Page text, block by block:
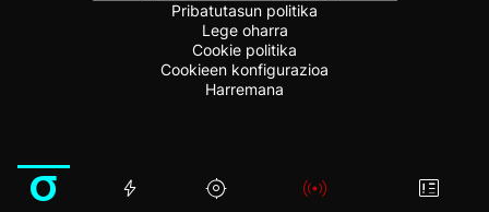
Pribatutasun politika
Lege oharra
Cookie politika
Cookieen konfigurazioa
Harremana